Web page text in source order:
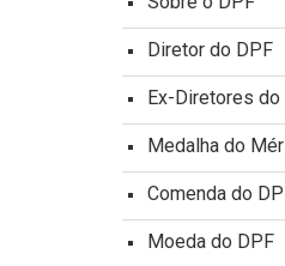
Diretor do DPF
Ex-Diretores do
Medalha do
Comenda do
Moeda do DPF